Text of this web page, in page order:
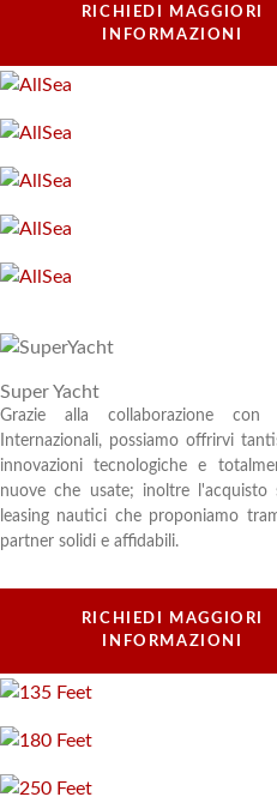
RICHIEDI MAGGIORI
INFORMAZIONI
Super Yacht
Grazie alla collaborazione
Internazionali, possiamo offrirvi
innovazioni tecnologiche e
nuove che usate; inoltre
leasing nautici che proponiamo
partner solidi e affidabili.
RICHIEDI MAGGIORI
INFORMAZIONI